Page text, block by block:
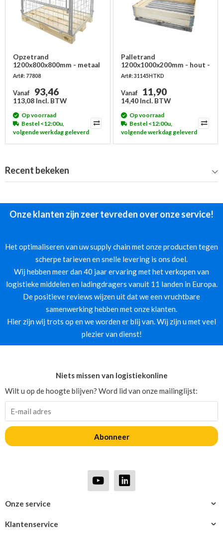
Opzetrand
1200x800x800mm - metaal
- verzinkt, inklapbaar
Art#: 77808
Vanaf 93,46
113,08 Incl. BTW
Op voorraad
Bestel <12:00u,
volgende werkdag geleverd
Palletrand
1200x1000x200mm - hout -
2 plankdelen met 4
scharnieren
Art#: 31145HTKD
Vanaf 11,90
14,40 Incl. BTW
Op voorraad
Bestel <12:00u,
volgende werkdag geleverd
Recent bekeken
Onze klanten zijn zeer tevreden over onze service!
Het optimaliseren van uw supply chain met onze producten tegen
scherpe tarieven en snelle levering is ons doel.
Wij hebben meer dan 40 jaar ervaring met het verkopen van
logistieke middelen en ladingdragers vanuit 11 landen in Europa.
De positieve reviews wijzen uit dat we een vruchtbare
samenwerking hebben met onze klanten.
Hier zijn wij trots op en we worden er blij van. Wij zijn u met veel
plezier van dienst!
Klantenservice
Onze service
Niets missen van logistiekonline
Wilt u op de hoogte blijven? Word lid van onze mailinglijst:
Abonneer